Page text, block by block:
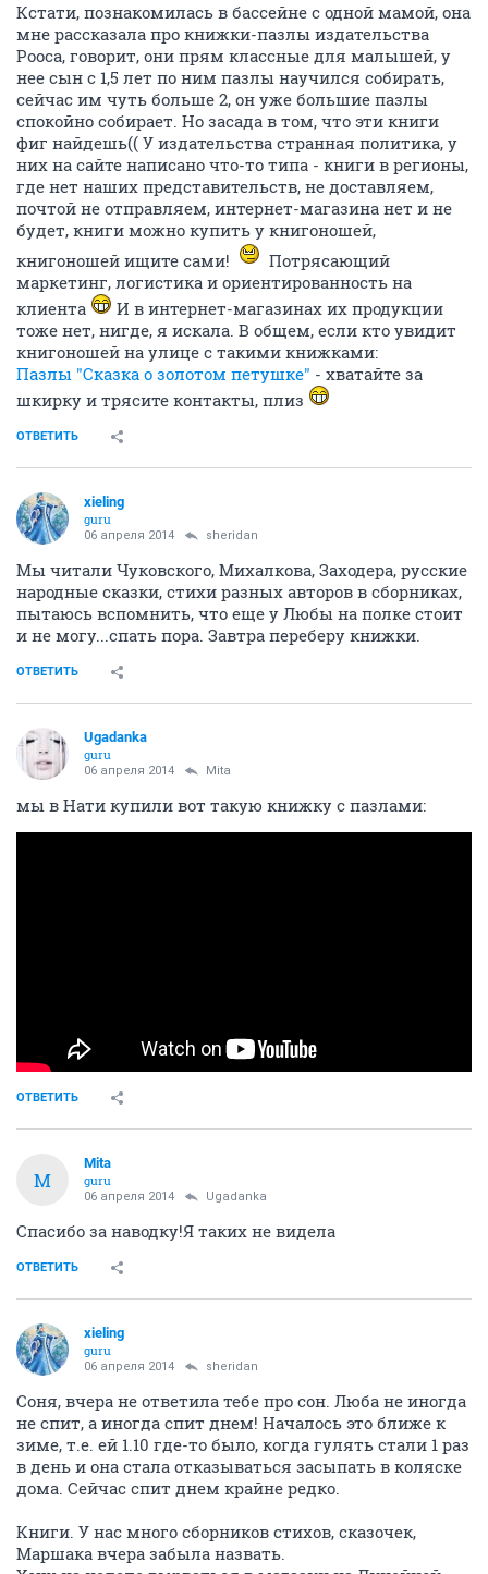
Кстати, познакомилась в бассейне с одной мамой, она
мне рассказала про книжки-пазлы издательства
Рооса, говорит, они прям классные для малышей, у
нее сын с 1,5 лет по ним пазлы научился собирать,
сейчас им чуть больше 2, он уже большие пазлы
спокойно собирает. Но засада в том, что эти книги
фиг найдешь(( У издательства странная политика, у
них на сайте написано что-то типа - книги в регионы,
где нет наших представительств, не доставляем,
почтой не отправляем, интернет-магазина нет и не
будет, книги можно купить у книгоношей,
книгоношей ищите сами!
Потрясающий
маркетинг, логистика и ориентированность на
клиента
И в интернет-магазинах их продукции
тоже нет, нигде, я искала. В общем, если кто увидит
книгоношей на улице с такими книжками:
Пазлы "Сказка о золотом петушке" - хватайте за
шкирку и трясите контакты, плиз
ОТВЕТИТЬ
xieling
guru
06 апреля 2014 sheridan
Мы читали Чуковского, Михалкова, Заходера, русские
народные сказки, стихи разных авторов в сборниках,
пытаюсь вспомнить, что еще у Любы на полке стоит
и не могу...спать пора. Завтра переберу книжки.
ОТВЕТИТЬ
Ugadanka
guru
06 апреля 2014 Mita
мы в Нати купили вот такую книжку с пазлами:
ОТВЕТИТЬ
M
Mita
guru
06 апреля 2014 Ugadanka
Спасибо за наводку!Я таких не видела
ОТВЕТИТЬ
xieling
guru
06 апреля 2014 sheridan
Соня, вчера не ответила тебе про сон. Люба не иногда
не спит, а иногда спит днем! Началось это ближе к
зиме, т.е. ей 1.10 где-то было, когда гулять стали 1 раз
в день и она стала отказываться засыпать в коляске
дома. Сейчас спит днем крайне редко.
Книги. У нас много сборников стихов, сказочек,
Маршака вчера забыла назвать.